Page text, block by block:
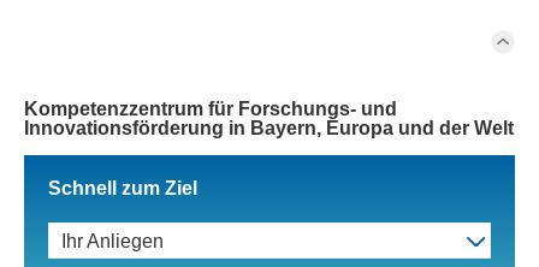
Kompetenzzentrum für Forschungs- und
Innovationsförderung in Bayern, Europa und der Welt
Schnell zum Ziel
Ihr Anliegen